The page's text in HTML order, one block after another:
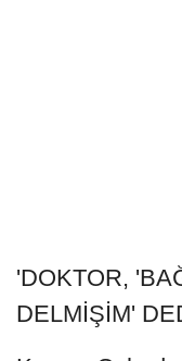
'DOKTOR,
DELMİŞİM'